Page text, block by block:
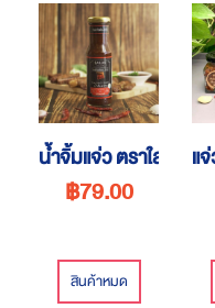
น้ำจิ้มแจ่ว ตราใส่ใจ
฿79.00
สินค้าหมด
แ